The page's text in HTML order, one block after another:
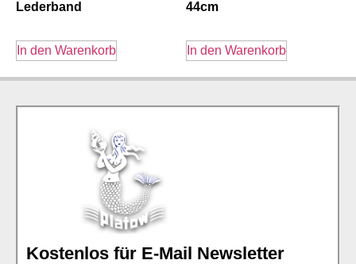
Lederband
In den Warenkorb
44cm
In den Warenkorb
Kostenlos für E-Mail Newsletter